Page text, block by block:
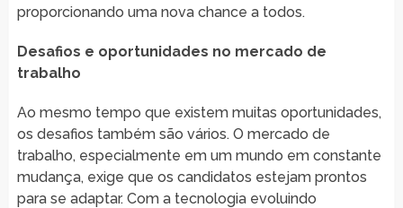
proporcionando uma nova chance a todos.
Desafios e oportunidades no mercado de
trabalho
Ao mesmo tempo que existem muitas oportunidades,
os desafios também são vários. O mercado de
trabalho, especialmente em um mundo em constante
mudança, exige que os candidatos estejam prontos
para se adaptar. Com a tecnologia evoluindo